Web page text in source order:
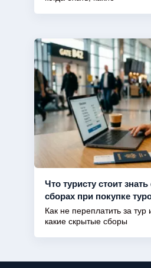
Что туристу стоит
сборах при покупке
Как не переплатить за тур
какие скрытые сборы